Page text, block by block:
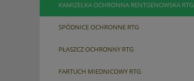
KAMIZELKA OCHRONNA RENTGENOWSKA RTG
SPÓDNICE OCHRONNE RTG
PŁASZCZ OCHRONNY RTG
FARTUCH MIEDNICOWY RTG